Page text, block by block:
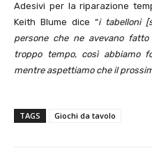
Adesivi per la riparazione
Keith Blume dice “i tabelloni
persone che ne avevano
troppo tempo, così abbiamo
mentre aspettiamo che il
TAGS Giochi da tavolo